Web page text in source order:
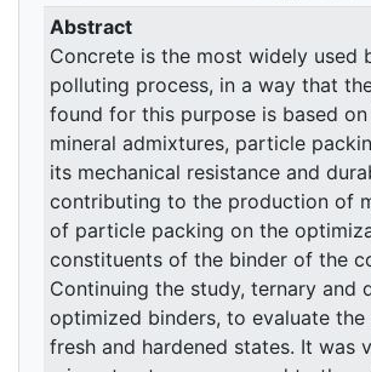
Abstract
Concrete is the most widely used
polluting process, in a way that
found for this purpose is based
mineral admixtures, particle
its mechanical resistance and
contributing to the production of
of particle packing on the
constituents of the binder of the
Continuing the study, ternary and
optimized binders, to evaluate
fresh and hardened states. It